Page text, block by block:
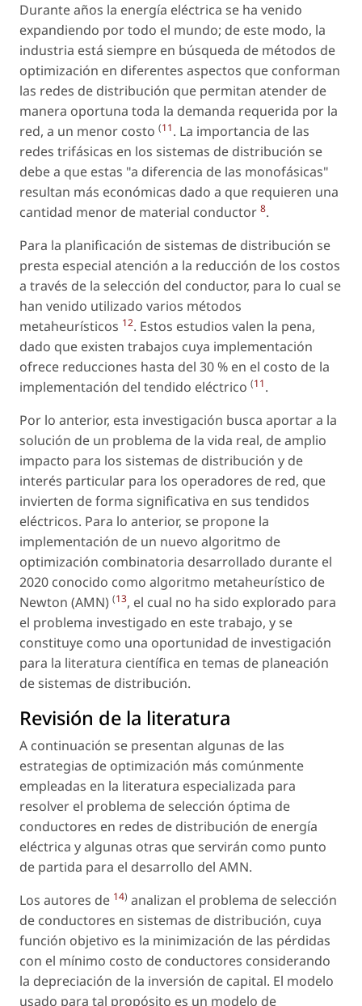
Durante años la energía eléctrica se ha venido
expandiendo por todo el mundo; de este modo, la
industria está siempre en búsqueda de métodos de
optimización en diferentes aspectos que conforman
las redes de distribución que permitan atender de
manera oportuna toda la demanda requerida por la
red, a un menor costo (11. La importancia de las
redes trifásicas en los sistemas de distribución se
debe a que estas "a diferencia de las monofásicas"
resultan más económicas dado a que requieren una
cantidad menor de material conductor 8.
Para la planificación de sistemas de distribución se
presta especial atención a la reducción de los costos
a través de la selección del conductor, para lo cual se
han venido utilizado varios métodos
metaheurísticos 12. Estos estudios valen la pena,
dado que existen trabajos cuya implementación
ofrece reducciones hasta del 30 % en el costo de la
implementación del tendido eléctrico (11.
Por lo anterior, esta investigación busca aportar a la
solución de un problema de la vida real, de amplio
impacto para los sistemas de distribución y de
interés particular para los operadores de red, que
invierten de forma significativa en sus tendidos
eléctricos. Para lo anterior, se propone la
implementación de un nuevo algoritmo de
optimización combinatoria desarrollado durante el
2020 conocido como algoritmo metaheurístico de
Newton (AMN) (13, el cual no ha sido explorado para
el problema investigado en este trabajo, y se
constituye como una oportunidad de investigación
para la literatura científica en temas de planeación
de sistemas de distribución.
Revisión de la literatura
A continuación se presentan algunas de las
estrategias de optimización más comúnmente
empleadas en la literatura especializada para
resolver el problema de selección óptima de
conductores en redes de distribución de energía
eléctrica y algunas otras que servirán como punto
de partida para el desarrollo del AMN.
Los autores de 14) analizan el problema de selección
de conductores en sistemas de distribución, cuya
función objetivo es la minimización de las pérdidas
con el mínimo costo de conductores considerando
la depreciación de la inversión de capital. El modelo
usado para tal propósito es un modelo de